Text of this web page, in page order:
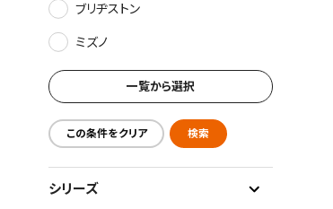
ブリヂストン
ミズノ
一覧から選択
この条件をクリア 検索
シリーズ